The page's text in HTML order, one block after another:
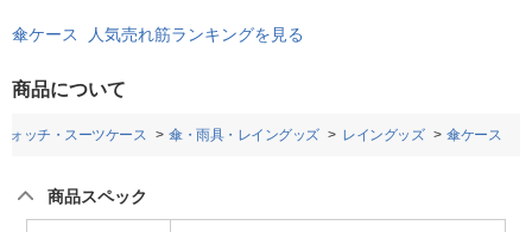
傘ケース 人気売れ筋ランキングを見る
商品について
ォッチ・スーツケース 傘・雨具・レイングッズ レイングッズ 傘ケース
商品スペック